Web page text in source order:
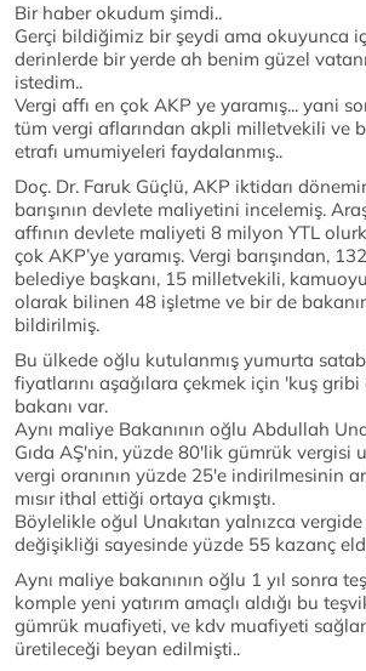
Bir haber okudum şimdi..
Gerçi bildiğimiz bir şeydi ama okuyunca
derinlerde bir yerde ah benim güzel
istedim..
Vergi affı en çok AKP ye yaramış... yani
tüm vergi aflarından akpli milletvekili ve
etrafı umumiyeleri faydalanmış..
Doç. Dr. Faruk Güçlü, AKP iktidarı
barışının devlete maliyetini incelemiş.
affının devlete maliyeti 8 milyon YTL
çok AKP’ye yaramış. Vergi barışından,
belediye başkanı, 15 milletvekili,
olarak bilinen 48 işletme ve bir de
bildirilmiş.
Bu ülkede oğlu kutulanmış yumurta
fiyatlarını aşağılara çekmek için 'kuş gribi
bakanı var.
Aynı maliye Bakanının oğlu Abdullah
Gıda AŞ'nin, yüzde 80'lik gümrük vergisi
vergi oranının yüzde 25'e indirilmesinin
mısır ithal ettiği ortaya çıkmıştı.
Böylelikle oğul Unakıtan yalnızca
değişikliği sayesinde yüzde 55 kazanç
Aynı maliye bakanının oğlu 1 yıl sonra
komple yeni yatırım amaçlı aldığı bu
gümrük muafiyeti, ve kdv muafiyeti
üretileceği beyan edilmişti..